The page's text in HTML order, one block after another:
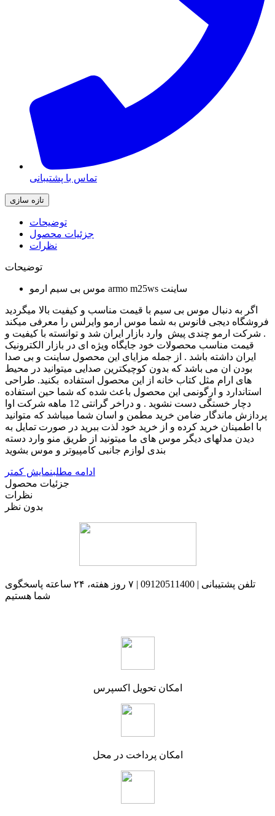
تماس با پشتیبانی
توضیحات
جزئیات محصول
نظرات
توضیحات
اگر به دنبال موس بی سیم با قیمت مناسب و کیفیت بالا میگردید
فروشگاه دیجی فانوس به شما موس ارمو وایرلس را معرفی میکند
. شرکت ارمو چندی پیش وارد بازار ایران شد و توانسته با کیفیت و
قیمت مناسب محصولات خود جایگاه ویژه ای در بازار الکترونیک
ایران داشته باشد . از جمله مزایای این محصول ساینت و بی صدا
بودن ان می باشد که بدون کوچیکترین صدایی میتوانید در محیط
های ارام مثل کتاب خانه از این محصول استفاده بکنید. طراحی
استاندارد و ارگونمی این محصول باعث شده که شما حین استفاده
دچار خستگی دست نشوید . و دراخر گرانتی 12 ماهه شرکت اوا
پردازش ماندگار ضامن خرید مطمن و اسان شما میباشد که متوانید
با اطمینان خرید کرده و از خرید خود لذت ببرید در صورت تمایل به
دیدن مدلهای دیگر موس های ما میتونید از طریق منو وارد دسته
بندی لوازم جانبی کامپیوتر و موس بشوید
ادامه مطلبنمایش کمتر
جزئیات محصول
نظرات
بدون نظر
تلفن پشتیبانی | 09120511400 | ۷ روز هفته، ۲۴ ساعته پاسخگوی
شما هستیم
امکان تحویل اکسپرس
امکان پرداخت در محل